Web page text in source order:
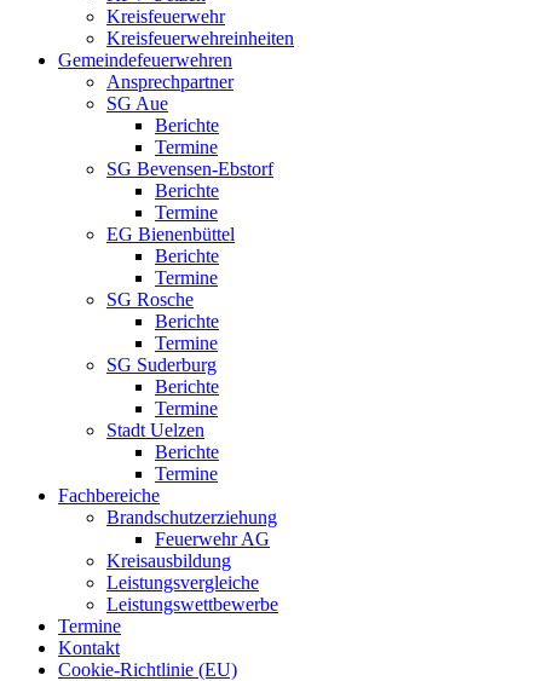
Kreisfeuerwehr
Kreisfeuerwehreinheiten
Gemeindefeuerwehren
Ansprechpartner
SG Aue
Berichte
Termine
SG Bevensen-Ebstorf
Berichte
Termine
EG Bienenbüttel
Berichte
Termine
SG Rosche
Berichte
Termine
SG Suderburg
Berichte
Termine
Stadt Uelzen
Berichte
Termine
Fachbereiche
Brandschutzerziehung
Feuerwehr AG
Kreisausbildung
Leistungsvergleiche
Leistungswettbewerbe
Termine
Kontakt
Cookie-Richtlinie (EU)